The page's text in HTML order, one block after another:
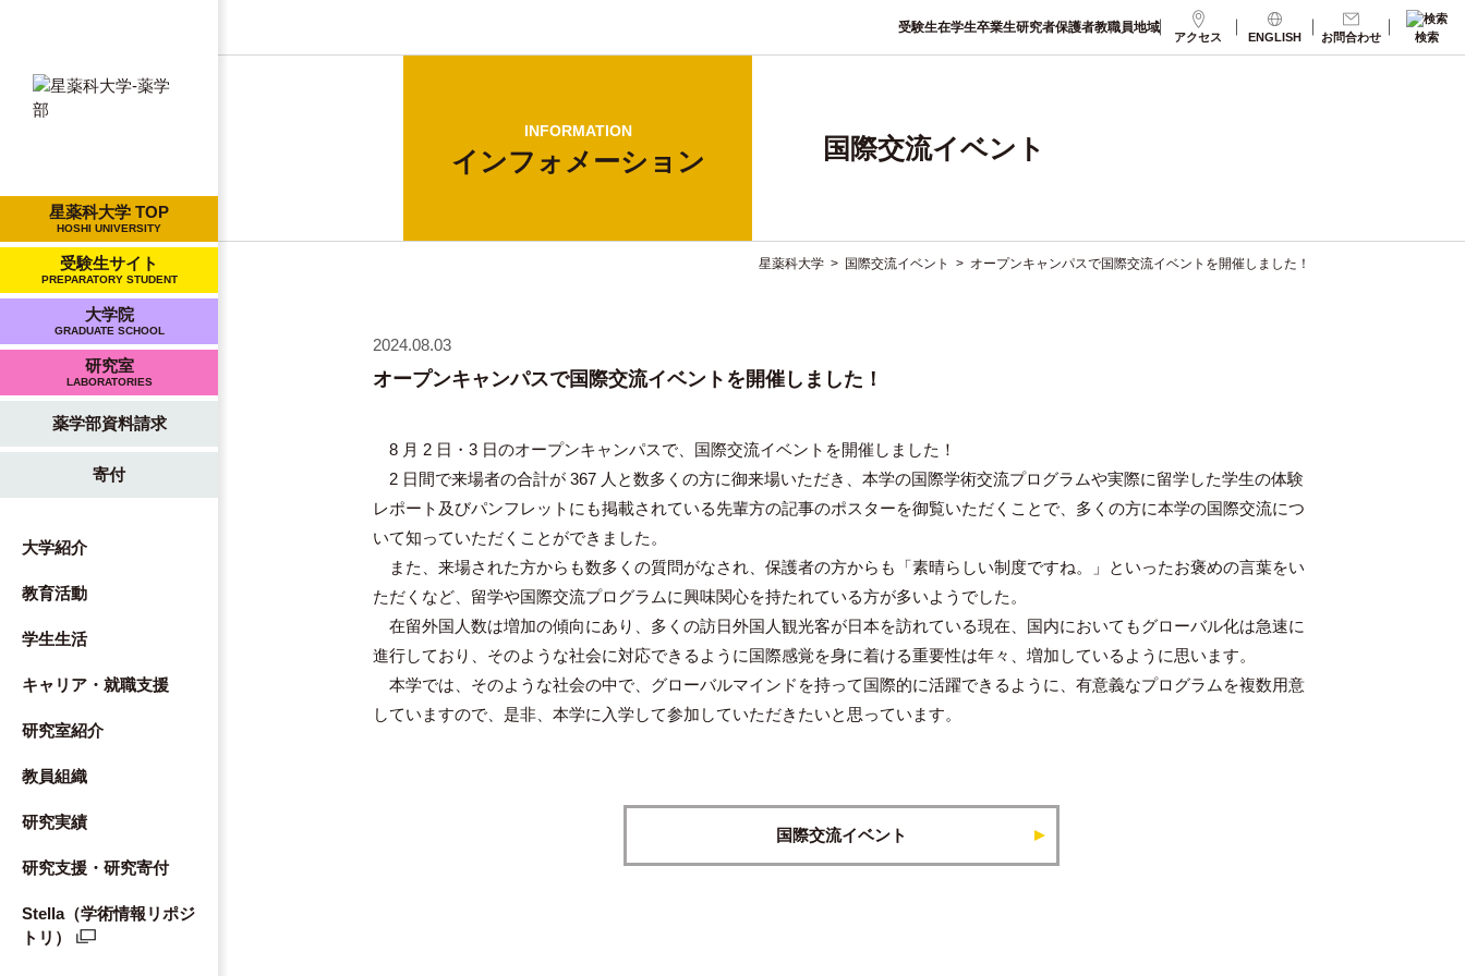
星薬科大学 TOP
HOSHI UNIVERSITY
受験生サイト
PREPARATORY STUDENT
大学院
GRADUATE SCHOOL
研究室
LABORATORIES
薬学部資料請求
寄付
大学紹介
教育活動
学生生活
キャリア・就職支援
研究室紹介
教員組織
研究実績
研究支援・研究寄付
Stella（学術情報リポジ
トリ）
受験生在学生卒業生研究者保護者教職員地域
アクセス ENGLISH お問合わせ 検索
INFORMATION
インフォ メーション 国際交流イベント
星薬科大学 > 国際交流イベント > オープンキャンパスで国際交流イベントを開催しました！
2024.08.03
オープンキャンパスで国際交流イベントを開催しました！
8 月 2 日・3 日のオープンキャンパスで、国際交流イベントを開催しました！
2 日間で来場者の合計が 367 人と数多くの方に御来場いただき、本学の国際学術交流プログラムや実際に留学した学生の体験
レポート及びパンフレットにも掲載されている先輩方の記事のポスターを御覧いただくことで、多くの方に本学の国際交流につ
いて知っていただくことができました。
また、来場された方からも数多くの質問がなされ、保護者の方からも「素晴らしい制度ですね。」といったお褒めの言葉をい
ただくなど、留学や国際交流プログラムに興味関心を持たれている方が多いようでした。
在留外国人数は増加の傾向にあり、多くの訪日外国人観光客が日本を訪れている現在、国内においてもグローバル化は急速に
進行しており、そのような社会に対応できるように国際感覚を身に着ける重要性は年々、増加しているように思います。
本学では、そのような社会の中で、グローバルマインドを持って国際的に活躍できるように、有意義なプログラムを複数用意
していますので、是非、本学に入学して参加していただきたいと思っています。
国際交流イベント